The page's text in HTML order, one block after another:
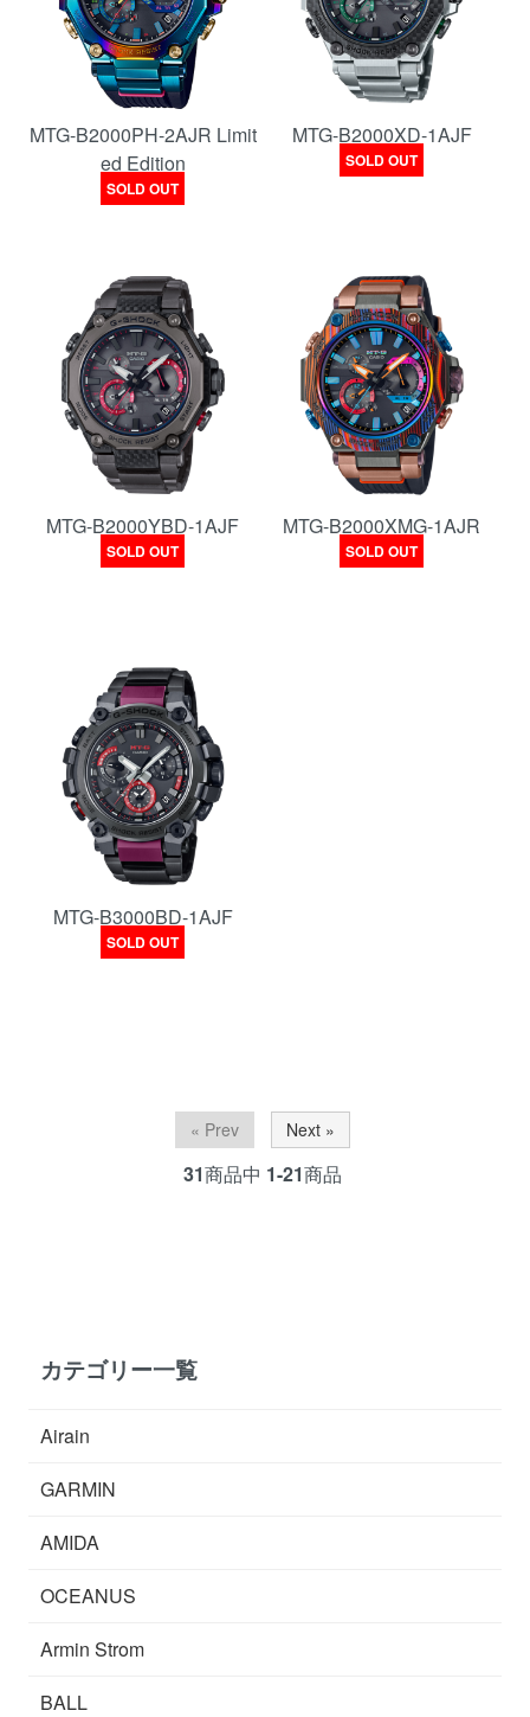
MTG-B2000PH-2AJR Limit
ed Edition
SOLD OUT
MTG-B2000XD-1AJF
SOLD OUT
MTG-B2000YBD-1AJF
SOLD OUT
MTG-B2000XMG-1AJR
SOLD OUT
MTG-B3000BD-1AJF
SOLD OUT
« Prev Next »
31商品中 1-21商品
カテゴリー一覧
Airain
GARMIN
AMIDA
OCEANUS
Armin Strom
BALL